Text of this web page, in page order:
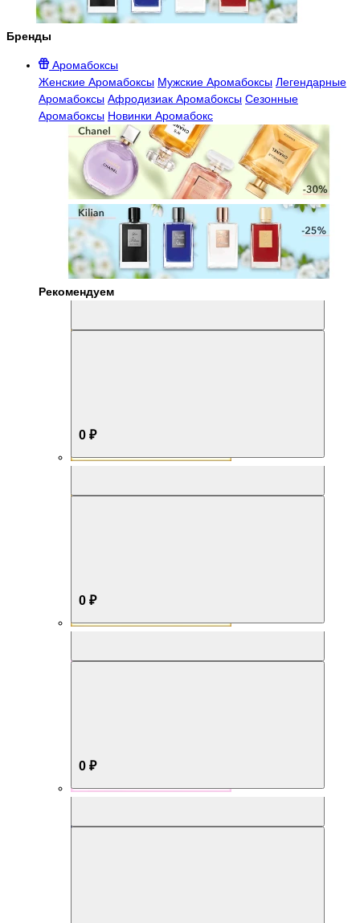
Бренды
Аромабоксы
Женские Аромабоксы Мужские Аромабоксы Легендарные
Аромабоксы Афродизиак Аромабоксы Сезонные
Аромабоксы Новинки Аромабокс
Рекомендуем
0 ₽
0 ₽
0 ₽